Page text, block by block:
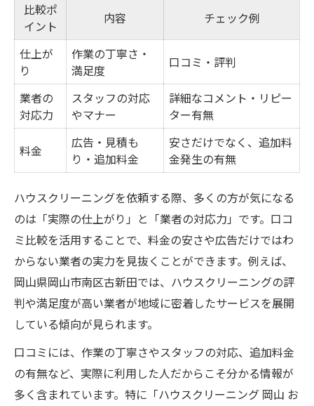
比較ポ
イント
内容 チェック例
仕上が
り
作業の丁寧さ・
満足度
口コミ・評判
業者の
対応力
スタッフの対応
やマナー
詳細なコメント・リピー
ター有無
料金
広告・見積も
り・追加料金
安さだけでなく、追加料
金発生の有無
ハウスクリーニングを依頼する際、多くの方が気になる
のは「実際の仕上がり」と「業者の対応力」です。口コ
ミ比較を活用することで、料金の安さや広告だけではわ
からない業者の実力を見抜くことができます。例えば、
岡山県岡山市南区古新田では、ハウスクリーニングの評
判や満足度が高い業者が地域に密着したサービスを展開
している傾向が見られます。
口コミには、作業の丁寧さやスタッフの対応、追加料金
の有無など、実際に利用した人だからこそ分かる情報が
多く含まれています。特に「ハウスクリーニング 岡山 お